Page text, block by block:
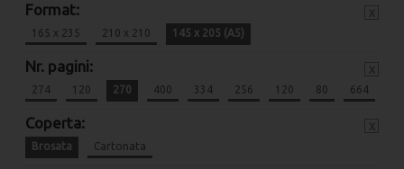
Format:
165 x 235 210 x 210 145 x 205 (A5)
Nr. pagini:
274 120 270 400 334 256 120 80 664
Coperta:
Brosata Cartonata